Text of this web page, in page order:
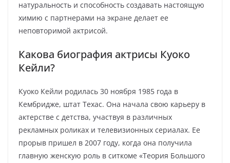
натуральность и способность создавать настоящую
химию с партнерами на экране делает ее
неповторимой актрисой.
Какова биография актрисы Куоко
Кейли?
Куоко Кейли родилась 30 ноября 1985 года в
Кембридже, штат Техас. Она начала свою карьеру в
актерстве с детства, участвуя в различных
рекламных роликах и телевизионных сериалах. Ее
прорыв пришел в 2007 году, когда она получила
главную женскую роль в ситкоме «Теория Большого